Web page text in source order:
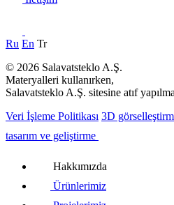
Ru En Tr
© 2026 Salavatsteklo A.Ş.
Materyalleri kullanırken,
Salavatsteklo A.Ş. sitesine atıf
Veri İşleme Politikası 3D
tasarım ve geliştirme
Hakkımızda
Ürünlerimiz